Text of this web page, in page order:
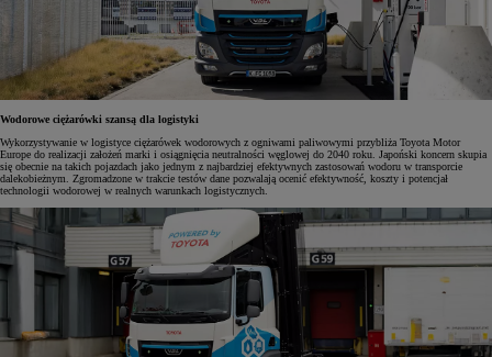
Wodorowe ciężarówki szansą dla logistyki
Wykorzystywanie w logistyce ciężarówek wodorowych z ogniwami paliwowymi przybliża Toyota Motor
Europe do realizacji założeń marki i osiągnięcia neutralności węglowej do 2040 roku. Japoński koncern skupia
się obecnie na takich pojazdach jako jednym z najbardziej efektywnych zastosowań wodoru w transporcie
dalekobieżnym. Zgromadzone w trakcie testów dane pozwalają ocenić efektywność, koszty i potencjał
technologii wodorowej w realnych warunkach logistycznych.